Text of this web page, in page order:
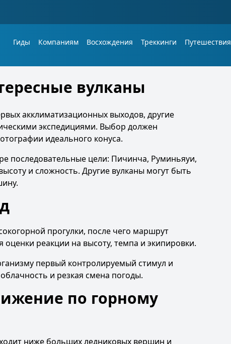
Гиды Компаниям Восхождения Треккинги Путешествия
вулканы
акклиматизационных выходов, другие
экспедициями. Выбор должен
идеального конуса.
последовательные цели: Пичинча, Руминьяуи,
и сложность. Другие вулканы могут быть
прогулки, после чего маршрут
реакции на высоту, темпа и экипировки.
первый контролируемый стимул и
и резкая смена погоды.
по горному
ниже больших ледниковых вершин и